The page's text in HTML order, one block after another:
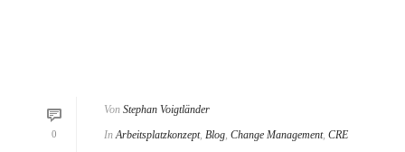
0
Von Stephan Voigtländer
In Arbeitsplatzkonzept, Blog Change Management, CRE